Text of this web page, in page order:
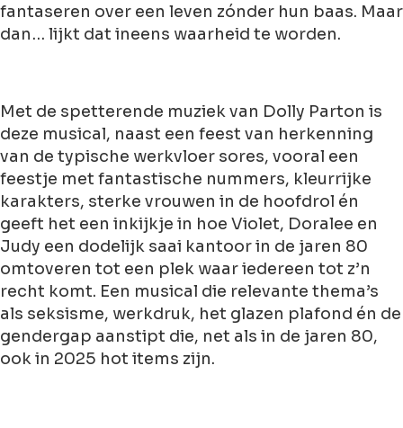
fantaseren over een leven zónder hun baas. Maar
dan… lijkt dat ineens waarheid te worden.
Met de spetterende muziek van Dolly Parton is
deze musical, naast een feest van herkenning
van de typische werkvloer sores, vooral een
feestje met fantastische nummers, kleurrijke
karakters, sterke vrouwen in de hoofdrol én
geeft het een inkijkje in hoe Violet, Doralee en
Judy een dodelijk saai kantoor in de jaren 80
omtoveren tot een plek waar iedereen tot z’n
recht komt. Een musical die relevante thema’s
als seksisme, werkdruk, het glazen plafond én de
gendergap aanstipt die, net als in de jaren 80,
ook in 2025 hot items zijn.